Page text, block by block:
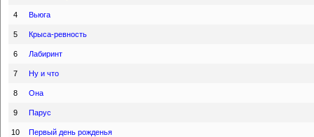
4 Вьюга
5 Крыса-ревность
6 Лабиринт
7 Ну и что
8 Она
9 Парус
10 Первый день рожденья